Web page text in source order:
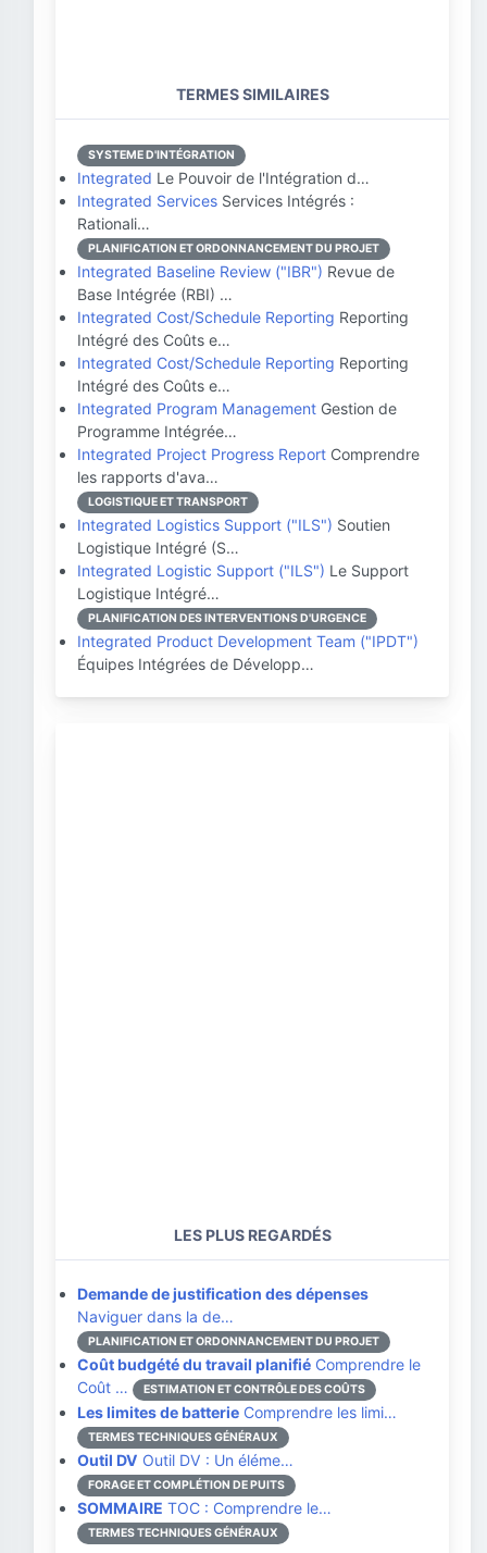
TERMES SIMILAIRES
SYSTEME D'INTÉGRATION
Integrated Le Pouvoir de l'Intégration d…
Integrated Services Services Intégrés :
Rationali…
PLANIFICATION ET ORDONNANCEMENT DU PROJET
Integrated Baseline Review ("IBR") Revue de
Base Intégrée (RBI) …
Integrated Cost/Schedule Reporting Reporting
Intégré des Coûts e…
Integrated Cost/Schedule Reporting Reporting
Intégré des Coûts e…
Integrated Program Management Gestion de
Programme Intégrée…
Integrated Project Progress Report Comprendre
les rapports d'ava…
LOGISTIQUE ET TRANSPORT
Integrated Logistics Support ("ILS") Soutien
Logistique Intégré (S…
Integrated Logistic Support ("ILS") Le Support
Logistique Intégré…
PLANIFICATION DES INTERVENTIONS D'URGENCE
Integrated Product Development Team ("IPDT")
Équipes Intégrées de Développ…
LES PLUS REGARDÉS
Demande de justification des dépenses
Naviguer dans la de…
PLANIFICATION ET ORDONNANCEMENT DU PROJET
Coût budgété du travail planifié Comprendre le
Coût …
ESTIMATION ET CONTRÔLE DES COÛTS
Les limites de batterie Comprendre les limi…
TERMES TECHNIQUES GÉNÉRAUX
Outil DV Outil DV : Un éléme…
FORAGE ET COMPLÉTION DE PUITS
SOMMAIRE TOC : Comprendre le…
TERMES TECHNIQUES GÉNÉRAUX